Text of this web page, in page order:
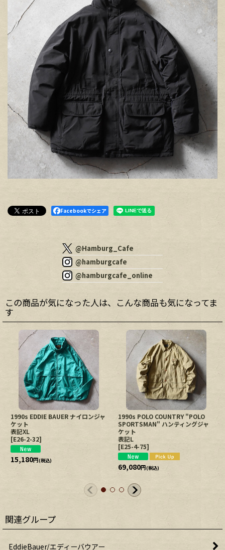
Facebookでシェア
@Hamburg_Cafe
@hamburgcafe
@hamburgcafe_online
この商品が気になった人は、こんな商品も気になってま
す
1990s EDDIE BAUER ナイロンジャ
ケット
表記XL
[E26-2-32]
15,180円(税込)
1990s POLO COUNTRY "POLO
SPORTSMAN" ハンティングジャ
ケット
表記L
[E25-4-75]
69,080円(税込)
関連グループ
EddieBauer/エディーバウアー